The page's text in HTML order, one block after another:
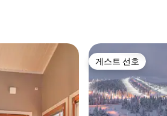
게스트 선호
게스트 선호